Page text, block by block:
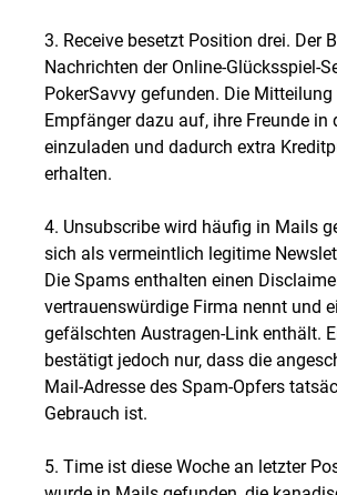
3. Receive besetzt Position drei. Der
Nachrichten der Online-Glücksspiel-
PokerSavvy gefunden. Die
Empfänger dazu auf, ihre Freunde in
einzuladen und dadurch extra
erhalten.
4. Unsubscribe wird häufig in Mails
sich als vermeintlich legitime
Die Spams enthalten einen
vertrauenswürdige Firma nennt und
gefälschten Austragen-Link enthält.
bestätigt jedoch nur, dass die
Mail-Adresse des Spam-Opfers
Gebrauch ist.
5. Time ist diese Woche an letzter